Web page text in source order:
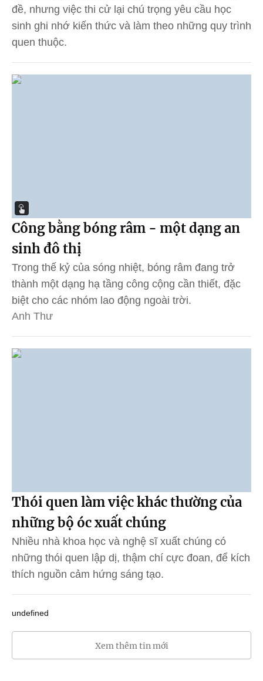
đề, nhưng việc thi cử lại chú trọng yêu cầu học
sinh ghi nhớ kiến thức và làm theo những quy trình
quen thuộc.
Công bằng bóng râm - một dạng an
sinh đô thị
Trong thế kỷ của sóng nhiệt, bóng râm đang trở
thành một dạng hạ tầng công cộng cần thiết, đặc
biệt cho các nhóm lao động ngoài trời.
Anh Thư
Thói quen làm việc khác thường của
những bộ óc xuất chúng
Nhiều nhà khoa học và nghệ sĩ xuất chúng có
những thói quen lập dị, thậm chí cực đoan, để kích
thích nguồn cảm hứng sáng tạo.
undefined
Xem thêm tin mới